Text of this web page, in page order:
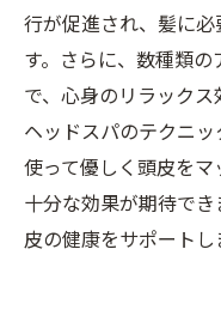
行が促進され、髪に
す。さらに、数種類
で、心身のリラック
ヘッドスパのテクニ
使って優しく頭皮を
十分な効果が期待で
皮の健康をサポートし